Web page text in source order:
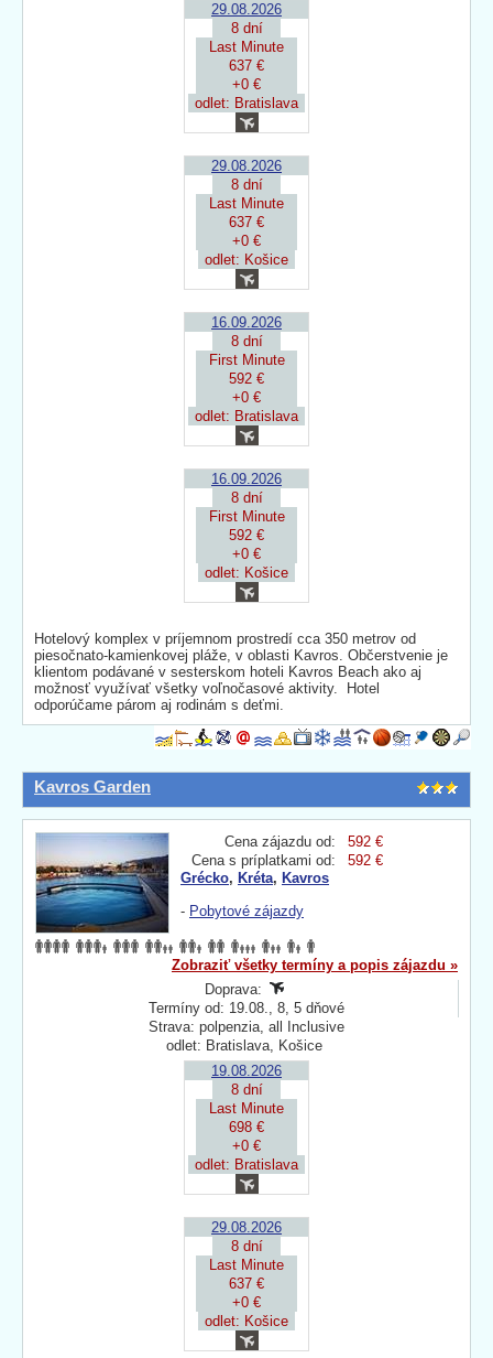
29.08.2026
8 dní
Last Minute
637 €
+0 €
odlet: Bratislava
29.08.2026
8 dní
Last Minute
637 €
+0 €
odlet: Košice
16.09.2026
8 dní
First Minute
592 €
+0 €
odlet: Bratislava
16.09.2026
8 dní
First Minute
592 €
+0 €
odlet: Košice
Hotelový komplex v príjemnom prostredí cca 350 metrov od
piesočnato-kamienkovej pláže, v oblasti Kavros. Občerstvenie je
klientom podávané v sesterskom hoteli Kavros Beach ako aj
možnosť využívať všetky voľnočasové aktivity. Hotel
odporúčame párom aj rodinám s deťmi.
Kavros Garden
Cena zájazdu od:
592 €
Cena s príplatkami od:
592 €
Grécko, Kréta, Kavros
- Pobytové zájazdy
Zobraziť všetky termíny a popis zájazdu »
Doprava:
Termíny od: 19.08., 8, 5 dňové
Strava: polpenzia, all Inclusive
odlet: Bratislava, Košice
19.08.2026
8 dní
Last Minute
698 €
+0 €
odlet: Bratislava
29.08.2026
8 dní
Last Minute
637 €
+0 €
odlet: Košice